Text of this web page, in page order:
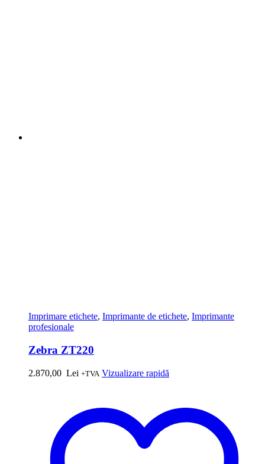
Imprimare etichete, Imprimante de etichete, Imprimante
profesionale
Zebra ZT220
2.870,00 Lei +TVA Vizualizare rapidă